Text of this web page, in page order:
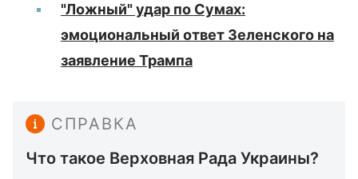
"Ложный" удар по Сумах:
эмоциональный ответ Зеленского на
заявление Трампа
СПРАВКА
Что такое Верховная Рада Украины?